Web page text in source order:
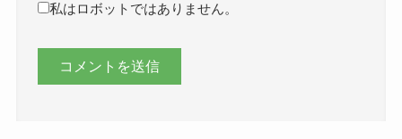
私はロボットではありません。